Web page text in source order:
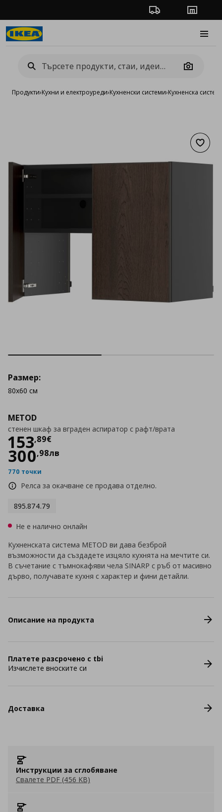
Проследяване на
Camera
Продукти›Кухни и електроуреди›Кухненски системи›Кухненска
METOD
стенен шкаф за вграден аспиратор с рафт/врата
153,89€
Цена
300,98лв
770 точки
Релса за окачване се продава отделно.
895.874.79
Размер:
80x60 см
Не е налично онлайн
Кухненската система METOD ви дава безброй
възможности да създадете изцяло кухнята на мечтите си.
В съчетание с тъмнокафяви чела SINARP с ръб от масивно
дърво, получавате кухня с характер и фини детайли.
Описание на продукта
Платете разсрочено с tbi
Изчислете вноските си
Доставка
Инструкции за сглобяване
Свалете PDF (456 KB)